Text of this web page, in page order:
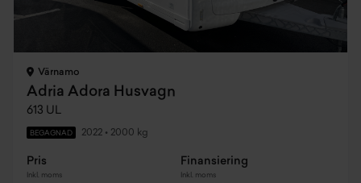
Värnamo
Adria Adora Husvagn
613 UL
BEGAGNAD 2022 • 2000 kg
Pris
Inkl. moms
Finansiering
Inkl. moms